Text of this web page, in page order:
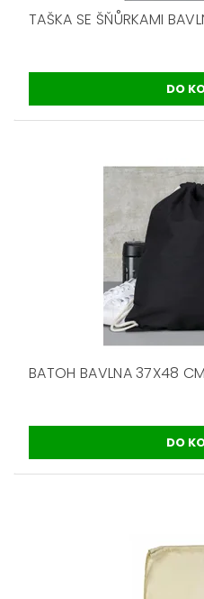
TAŠKA SE ŠŇŮRKAMI
BATOH BAVLNA 37X48